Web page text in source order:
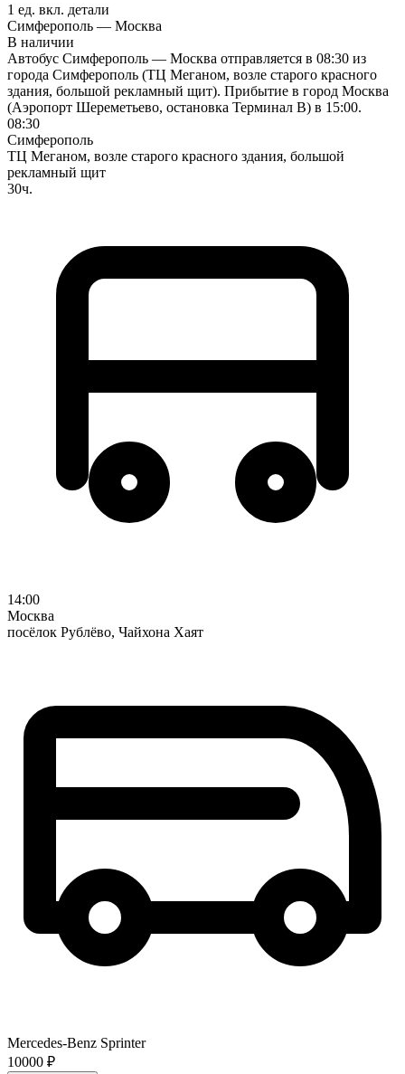
1 ед. вкл. детали
Симферополь — Москва
В наличии
Автобус Симферополь — Москва отправляется в 08:30 из
города Симферополь (ТЦ Меганом, возле старого красного
здания, большой рекламный щит). Прибытие в город Москва
(Аэропорт Шереметьево, остановка Терминал В) в 15:00.
08:30
Симферополь
ТЦ Меганом, возле старого красного здания, большой
рекламный щит
30ч.
14:00
Москва
посёлок Рублёво, Чайхона Хаят
Mercedes-Benz Sprinter
10000 ₽